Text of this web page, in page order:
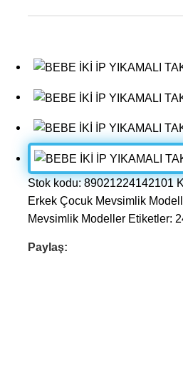
Stok kodu:89021224142101
Erkek Çocuk Mevsimlik
Mevsimlik Modeller Etiketler:
Paylaş: